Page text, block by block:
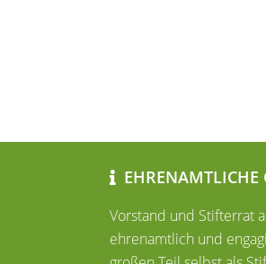
EHRENAMTLICHE
Vorstand und Stifterrat
ehrenamtlich und